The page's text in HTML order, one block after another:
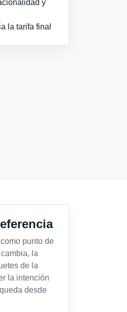
y
la tarifa final
punto de
la
de la
la intención
desde